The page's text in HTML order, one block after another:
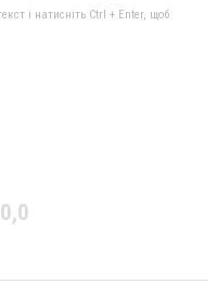
і натисніть Ctrl + Enter, щоб
0,0